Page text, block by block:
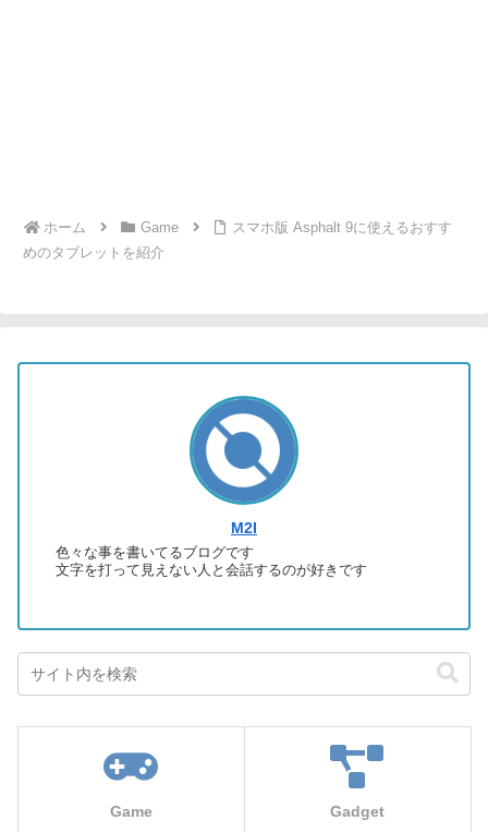
ホーム Game
スマホ版 Asphalt 9に使えるおすす
めのタブレットを紹介
M2I
色々な事を書いてるブログです
文字を打って見えない人と会話するのが好きです
Game Gadget